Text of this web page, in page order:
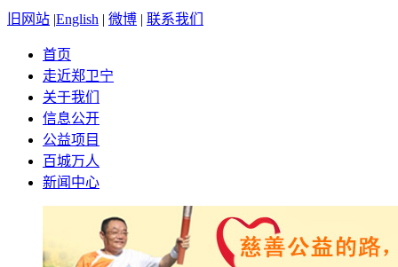
旧网站 |English | 微博 | 联系我们
首页
走近郑卫宁
关于我们
信息公开
公益项目
百城万人
新闻中心